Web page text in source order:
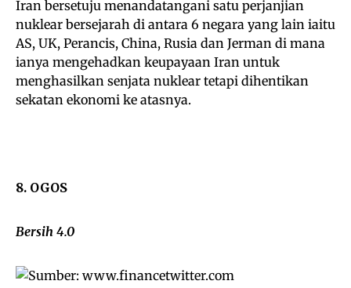
Iran bersetuju menandatangani satu perjanjian
nuklear bersejarah di antara 6 negara yang lain iaitu
AS, UK, Perancis, China, Rusia dan Jerman di mana
ianya mengehadkan keupayaan Iran untuk
menghasilkan senjata nuklear tetapi dihentikan
sekatan ekonomi ke atasnya.
8. OGOS
Bersih 4.0